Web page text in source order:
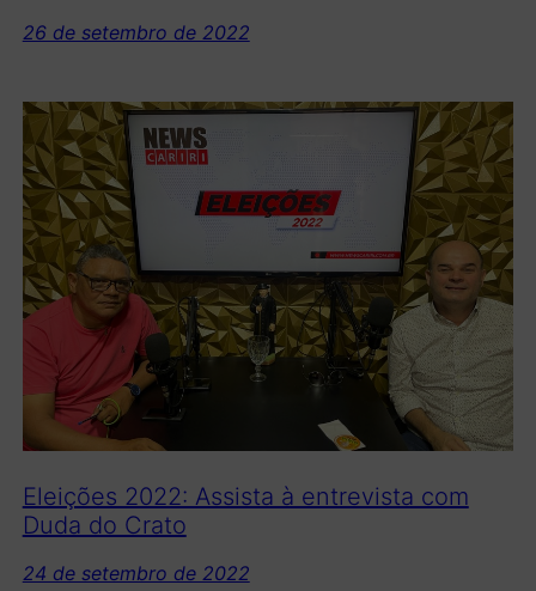
26 de setembro de 2022
Eleições 2022: Assista à entrevista com
Duda do Crato
24 de setembro de 2022